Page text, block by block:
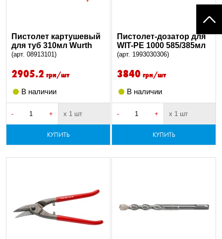
Пистолет картушевый
для туб 310мл Wurth
(арт. 08913101)
2905.2 грн/шт
В наличии
- + х 1 шт
КУПИТЬ
Пистолет-дозатор для
WIT-PE 1000 585/385мл
(арт. 1993030306)
3840 грн/шт
В наличии
- + х 1 шт
КУПИТЬ